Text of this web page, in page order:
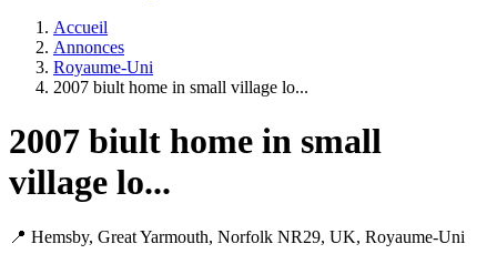
Accueil
Annonces
Royaume-Uni
2007 biult home in small village lo...
2007 biult home in small
village lo...
📍 Hemsby, Great Yarmouth, Norfolk NR29, UK, Royaume-Uni